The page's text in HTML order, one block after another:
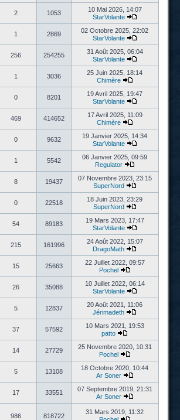
2 1053
10 Mai 2026, 14:07
StarVolante
1 2869
02 Octobre 2025, 22:02
StarVolante
256 254255
31 Août 2025, 06:04
StarVolante
1 3036
25 Juin 2025, 18:14
Chimère
0 8201
19 Avril 2025, 19:47
StarVolante
469 414652
17 Avril 2025, 11:09
Chimère
0 9632
19 Janvier 2025, 14:34
StarVolante
1 5542
06 Janvier 2025, 09:59
Regulator
8 19437
07 Novembre 2023, 23:15
SuperNord
0 22518
18 Juin 2023, 23:29
SuperNord
54 89183
19 Mars 2023, 17:47
StarVolante
215 161996
24 Août 2022, 15:07
DragoMath
15 25663
22 Juillet 2022, 09:57
Pochel
26 35088
10 Juillet 2022, 06:14
StarVolante
5 12837
20 Août 2021, 11:06
Jérimadeth
37 57592
10 Mars 2021, 19:53
patto
14 27729
25 Novembre 2020, 10:31
Pochel
5 13108
18 Octobre 2020, 10:44
Ar Soner
17 33551
07 Septembre 2019, 21:31
Ar Soner
986 818722
31 Mars 2019, 11:32